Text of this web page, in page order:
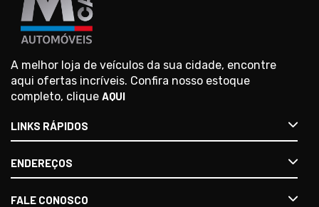
A melhor loja de veículos da sua cidade, encontre
aqui ofertas incríveis. Confira nosso estoque
completo, clique AQUI
LINKS RÁPIDOS
ENDEREÇOS
FALE CONOSCO